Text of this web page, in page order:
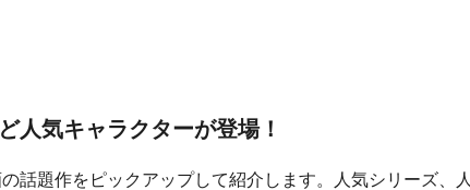
人気キャラクターが登場！
話題作をピックアップして紹介します。人気シリーズ、人